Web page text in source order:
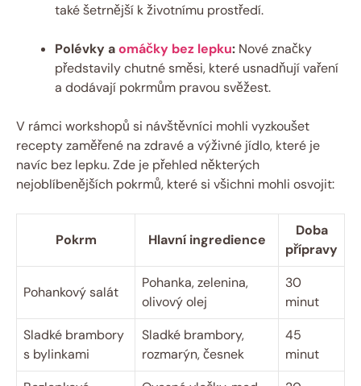
také šetrnější k životnímu prostředí.
Polévky⁣ aomáčky bez lepku: Nové značky
představily chutné směsi, které usnadňují vaření
a dodávají ⁢pokrmům ‍pravou svěžest.
V rámci workshopů si návštěvníci mohli vyzkoušet
recepty zaměřené na zdravé‍ a výživné⁢ jídlo, které je
navíc bez lepku. Zde je přehled‍ některých‌
nejoblíbenějších pokrmů, které si všichni​ mohli⁢ osvojit:
Pokrm Hlavní ingredience
Doba
přípravy
Pohankový salát
Pohanka, zelenina,⁤
olivový olej
30
minut
Sladké ​brambory
s bylinkami
Sladké ​brambory,
rozmarýn, česnek
45
minut